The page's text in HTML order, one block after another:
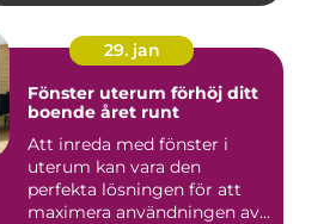
29. jan
Fönster uterum förhöj ditt
boende året runt
Att inreda med fönster i
uterum kan vara den
perfekta lösningen för att
maximera användningen av